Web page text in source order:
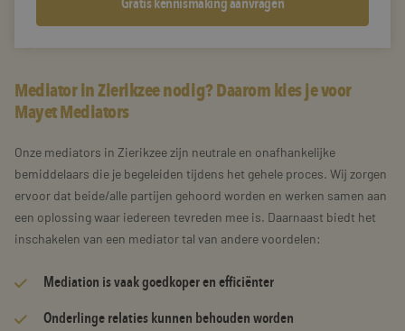
Mediator in Zierikzee nodig? Daarom kies je voor
Mayet Mediators
Onze mediators in Zierikzee zijn neutrale en onafhankelijke
bemiddelaars die je begeleiden tijdens het gehele proces. Wij zorgen
ervoor dat beide/alle partijen gehoord worden en werken samen aan
een oplossing waar iedereen tevreden mee is. Daarnaast biedt het
inschakelen van een mediator tal van andere voordelen:
Mediation is vaak goedkoper en efficiënter
Onderlinge relaties kunnen behouden worden